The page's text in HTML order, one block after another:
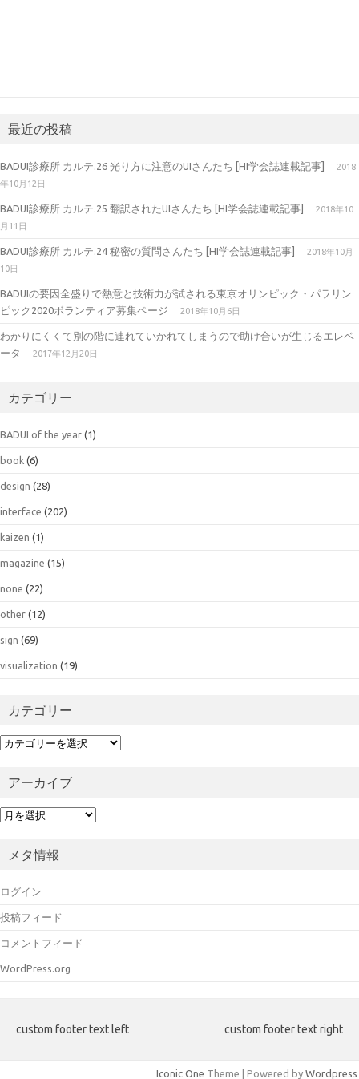
最近の投稿
BADUI診療所 カルテ.26 光り方に注意のUIさんたち [HI学会誌連載記事]
2018
年10月12日
BADUI診療所 カルテ.25 翻訳されたUIさんたち [HI学会誌連載記事]
2018年10
月11日
BADUI診療所 カルテ.24 秘密の質問さんたち [HI学会誌連載記事]
2018年10月
10日
BADUIの要因全盛りで熱意と技術力が試される東京オリンピック・パラリン
ピック2020ボランティア募集ページ
2018年10月6日
わかりにくくて別の階に連れていかれてしまうので助け合いが生じるエレベ
ータ
2017年12月20日
カテゴリー
BADUI of the year (1)
book (6)
design (28)
interface (202)
kaizen (1)
magazine (15)
none (22)
other (12)
sign (69)
visualization (19)
カテゴリー
カ
アーカイブ
ア
イメタ情報
ログイン
投稿フィード
コメントフィード
WordPress.org
custom footer text left custom footer text right
Iconic One Theme | Powered by Wordpress